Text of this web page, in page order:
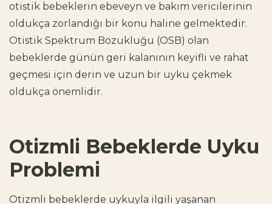
otistik bebeklerin ebeveyn ve bakım vericilerinin
oldukça zorlandığı bir konu haline gelmektedir.
Otistik Spektrum Bozukluğu (OSB) olan
bebeklerde günün geri kalanının keyifli ve rahat
geçmesi için derin ve uzun bir uyku çekmek
oldukça önemlidir.
Otizmli Bebeklerde Uyku
Problemi
Otizmli bebeklerde uykuyla ilgili yaşanan